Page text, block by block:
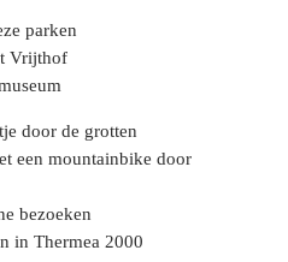
parken
Vrijthof
door de grotten
een mountainbike door
bezoeken
in Thermea 2000